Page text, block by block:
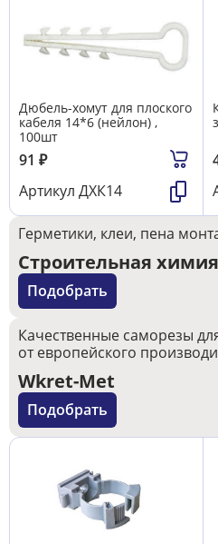
Дюбель-хомут для плоского
кабеля 14*6 (нейлон) ,
100шт
91 ₽
Артикул ДХК14
Герметики, клеи, пена
Строительная химия
Подобрать
Качественные саморезы
от европейского
Wkret-Met
Подобрать